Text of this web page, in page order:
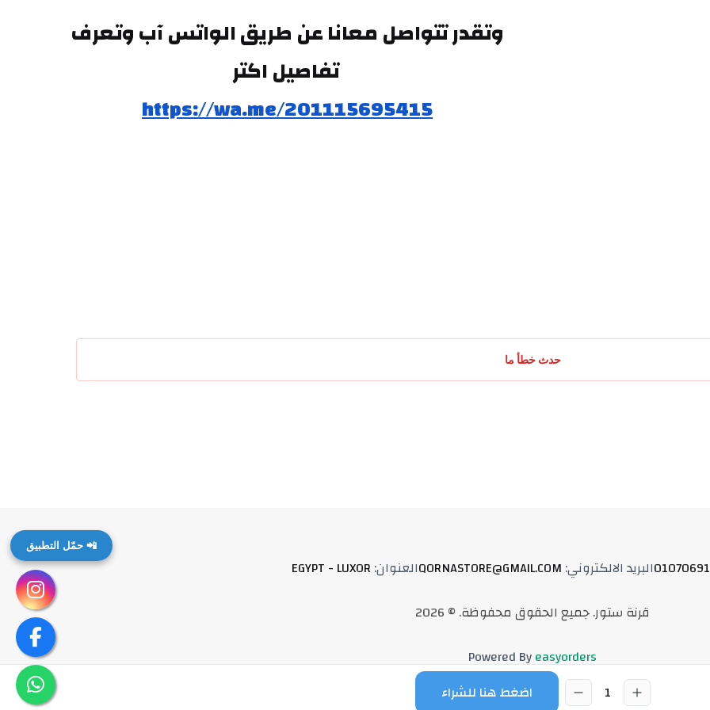
📲 حمّل التطبيق
تفاصيل اكتر
https://wa.me/201115695415
حدث خطأ ما
1 اضغط هنا للشراء
البريد الالكتروني:
QORNASTORE@GMAIL.COMالعنوان:
EGYPT - LUXOR
قرنة ستور.جميع الحقوق محفوظة. ©
2026
Powered Byeasyorders